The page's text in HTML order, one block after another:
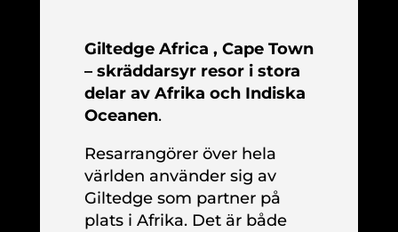
Giltedge Africa , Cape Town
– skräddarsyr resor i stora
delar av Afrika och Indiska
Oceanen.
Resarrangörer över hela
världen använder sig av
Giltedge som partner på
plats i Afrika. Det är både